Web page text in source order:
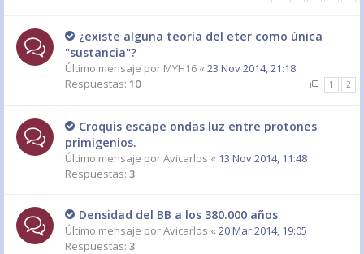
¿existe alguna teoría del eter como única
"sustancia"?
Último mensaje por MYH16 « 23 Nov 2014, 21:18
Respuestas: 10 1 2
Croquis escape ondas luz entre protones
primigenios.
Último mensaje porAvicarlos « 13 Nov 2014, 11:48
Respuestas: 3
Densidad del BB a los 380.000 años
Último mensaje porAvicarlos « 20 Mar 2014, 19:05
Respuestas: 3